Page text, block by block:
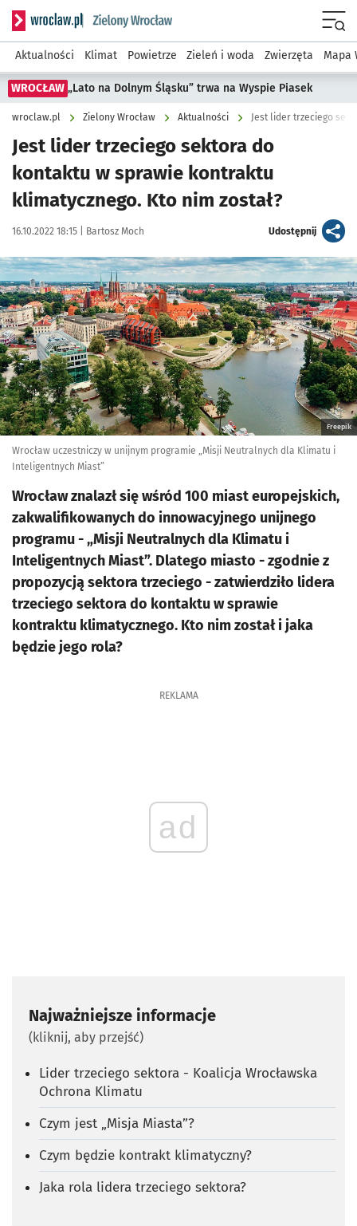
Serwis informacyjny wroclaw.pl podserwis: Środowisko we
Aktualności Klimat Powietrze Zieleń i woda Zwierzęta Mapa
WROCŁAW „Lato na Dolnym Śląsku” trwa na Wyspie Piasek
wroclaw.pl Zielony Wrocław Aktualności
Jest lider trzeciego sektora do
kontaktu w sprawie kontraktu
klimatycznego. Kto nim został?
Data publikacji:
16.10.2022 18:15 | Autor:
Bartosz Moch Udostępnijartykuł
Kliknij, aby powiększyć
Freepik
Wrocław uczestniczy w unijnym programie „Misji Neutralnych dla Klimatu i
Inteligentnych Miast”
Wrocław znalazł się wśród 100 miast europejskich,
zakwalifikowanych do innowacyjnego unijnego
programu - „Misji Neutralnych dla Klimatu i
Inteligentnych Miast”. Dlatego miasto - zgodnie z
propozycją sektora trzeciego - zatwierdziło lidera
trzeciego sektora do kontaktu w sprawie
kontraktu klimatycznego. Kto nim został i jaka
będzie jego rola?
REKLAMA
ad
Najważniejsze informacje
(kliknij, aby przejść)
Lider trzeciego sektora - Koalicja Wrocławska
Ochrona Klimatu
Czym jest „Misja Miasta”?
Czym będzie kontrakt klimatyczny?
Jaka rola lidera trzeciego sektora?